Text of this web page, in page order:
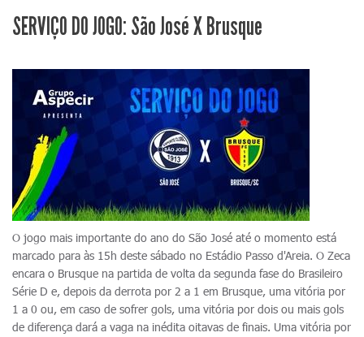
SERVIÇO DO JOGO: São José X Brusque
O jogo mais importante do ano do São José até o momento está
marcado para às 15h deste sábado no Estádio Passo d'Areia. O Zeca
encara o Brusque na partida de volta da segunda fase do Brasileiro
Série D e, depois da derrota por 2 a 1 em Brusque, uma vitória por
1 a 0 ou, em caso de sofrer gols, uma vitória por dois ou mais gols
de diferença dará a vaga na inédita oitavas de finais. Uma vitória por